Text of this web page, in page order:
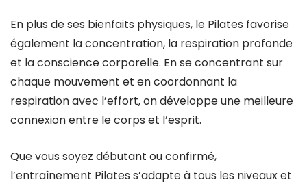
En plus de ses bienfaits physiques, le Pilates favorise
également la concentration, la respiration profonde
et la conscience corporelle. En se concentrant sur
chaque mouvement et en coordonnant la
respiration avec l’effort, on développe une meilleure
connexion entre le corps et l’esprit.
Que vous soyez débutant ou confirmé,
l’entraînement Pilates s’adapte à tous les niveaux et